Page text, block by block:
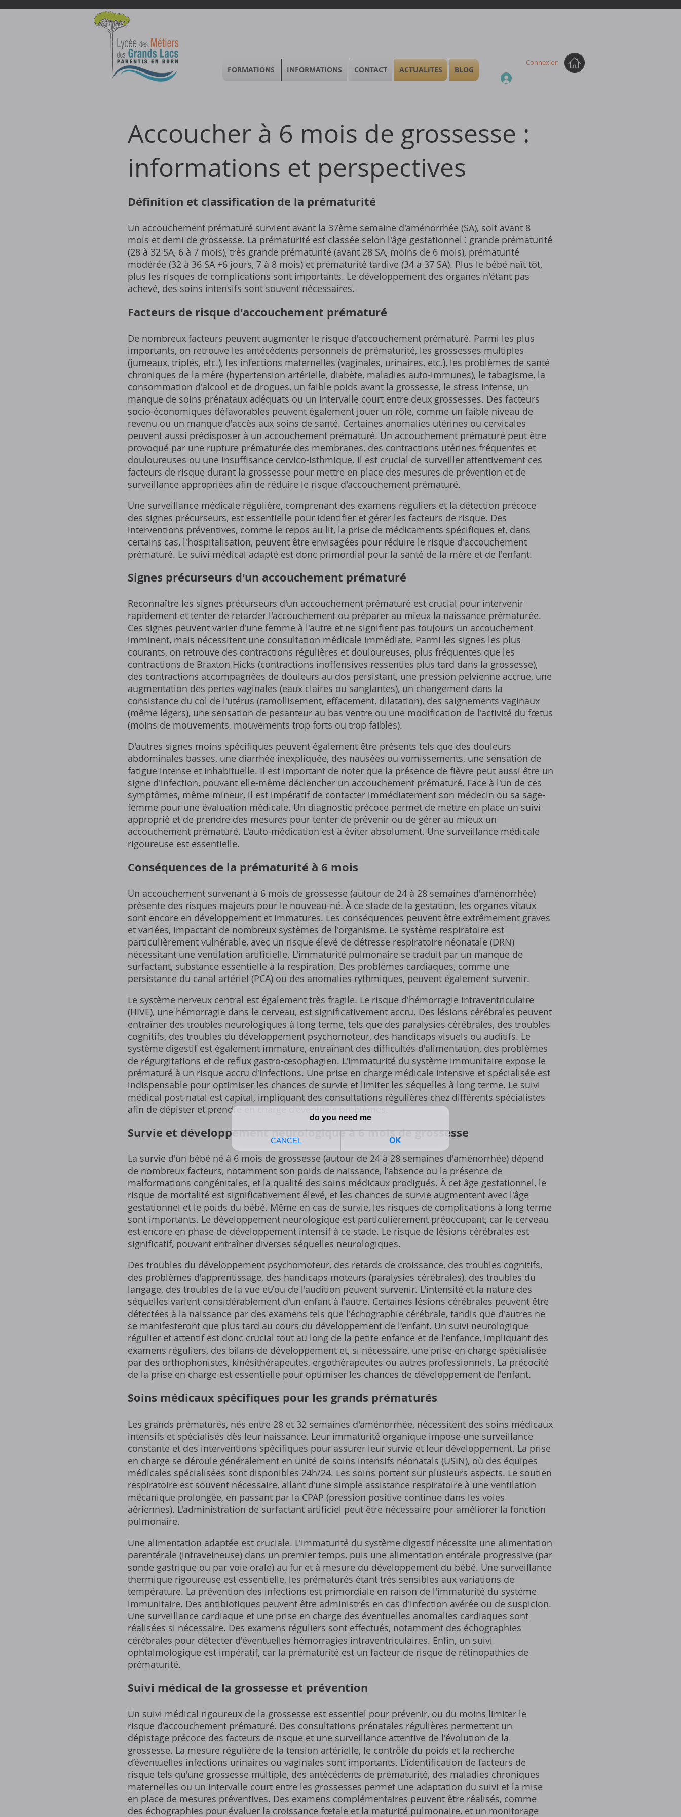
Connexion
Accoucher à 6 mois de grossesse :
informations et perspectives
Définition et classification de la prématurité
Un accouchement prématuré survient avant la 37ème semaine d'aménorrhée (SA), soit avant 8
mois et demi de grossesse. La prématurité est classée selon l'âge gestationnel ⁚ grande prématurité
(28 à 32 SA, 6 à 7 mois), très grande prématurité (avant 28 SA, moins de 6 mois), prématurité
modérée (32 à 36 SA +6 jours, 7 à 8 mois) et prématurité tardive (34 à 37 SA). Plus le bébé naît tôt,
plus les risques de complications sont importants. Le développement des organes n'étant pas
achevé, des soins intensifs sont souvent nécessaires.
Facteurs de risque d'accouchement prématuré
De nombreux facteurs peuvent augmenter le risque d'accouchement prématuré. Parmi les plus
importants, on retrouve les antécédents personnels de prématurité, les grossesses multiples
(jumeaux, triplés, etc.), les infections maternelles (vaginales, urinaires, etc.), les problèmes de santé
chroniques de la mère (hypertension artérielle, diabète, maladies auto-immunes), le tabagisme, la
consommation d'alcool et de drogues, un faible poids avant la grossesse, le stress intense, un
manque de soins prénataux adéquats ou un intervalle court entre deux grossesses. Des facteurs
socio-économiques défavorables peuvent également jouer un rôle, comme un faible niveau de
revenu ou un manque d'accès aux soins de santé. Certaines anomalies utérines ou cervicales
peuvent aussi prédisposer à un accouchement prématuré. Un accouchement prématuré peut être
provoqué par une rupture prématurée des membranes, des contractions utérines fréquentes et
douloureuses ou une insuffisance cervico-isthmique. Il est crucial de surveiller attentivement ces
facteurs de risque durant la grossesse pour mettre en place des mesures de prévention et de
surveillance appropriées afin de réduire le risque d'accouchement prématuré.
Une surveillance médicale régulière, comprenant des examens réguliers et la détection précoce
des signes précurseurs, est essentielle pour identifier et gérer les facteurs de risque. Des
interventions préventives, comme le repos au lit, la prise de médicaments spécifiques et, dans
certains cas, l'hospitalisation, peuvent être envisagées pour réduire le risque d'accouchement
prématuré. Le suivi médical adapté est donc primordial pour la santé de la mère et de l'enfant.
Signes précurseurs d'un accouchement prématuré
Reconnaître les signes précurseurs d'un accouchement prématuré est crucial pour intervenir
rapidement et tenter de retarder l'accouchement ou préparer au mieux la naissance prématurée.
Ces signes peuvent varier d'une femme à l'autre et ne signifient pas toujours un accouchement
imminent, mais nécessitent une consultation médicale immédiate. Parmi les signes les plus
courants, on retrouve des contractions régulières et douloureuses, plus fréquentes que les
contractions de Braxton Hicks (contractions inoffensives ressenties plus tard dans la grossesse),
des contractions accompagnées de douleurs au dos persistant, une pression pelvienne accrue, une
augmentation des pertes vaginales (eaux claires ou sanglantes), un changement dans la
consistance du col de l'utérus (ramollisement, effacement, dilatation), des saignements vaginaux
(même légers), une sensation de pesanteur au bas ventre ou une modification de l'activité du fœtus
(moins de mouvements, mouvements trop forts ou trop faibles).
D'autres signes moins spécifiques peuvent également être présents tels que des douleurs
abdominales basses, une diarrhée inexpliquée, des nausées ou vomissements, une sensation de
fatigue intense et inhabituelle. Il est important de noter que la présence de fièvre peut aussi être un
signe d'infection, pouvant elle-même déclencher un accouchement prématuré. Face à l'un de ces
symptômes, même mineur, il est impératif de contacter immédiatement son médecin ou sa sage-
femme pour une évaluation médicale. Un diagnostic précoce permet de mettre en place un suivi
approprié et de prendre des mesures pour tenter de prévenir ou de gérer au mieux un
accouchement prématuré. L'auto-médication est à éviter absolument. Une surveillance médicale
rigoureuse est essentielle.
Conséquences de la prématurité à 6 mois
Un accouchement survenant à 6 mois de grossesse (autour de 24 à 28 semaines d'aménorrhée)
présente des risques majeurs pour le nouveau-né. À ce stade de la gestation, les organes vitaux
sont encore en développement et immatures. Les conséquences peuvent être extrêmement graves
et variées, impactant de nombreux systèmes de l'organisme. Le système respiratoire est
particulièrement vulnérable, avec un risque élevé de détresse respiratoire néonatale (DRN)
nécessitant une ventilation artificielle. L'immaturité pulmonaire se traduit par un manque de
surfactant, substance essentielle à la respiration. Des problèmes cardiaques, comme une
persistance du canal artériel (PCA) ou des anomalies rythmiques, peuvent également survenir.
Le système nerveux central est également très fragile. Le risque d'hémorragie intraventriculaire
(HIVE), une hémorragie dans le cerveau, est significativement accru. Des lésions cérébrales peuvent
entraîner des troubles neurologiques à long terme, tels que des paralysies cérébrales, des troubles
cognitifs, des troubles du développement psychomoteur, des handicaps visuels ou auditifs. Le
système digestif est également immature, entraînant des difficultés d'alimentation, des problèmes
de régurgitations et de reflux gastro-œsophagien. L'immaturité du système immunitaire expose le
prématuré à un risque accru d'infections. Une prise en charge médicale intensive et spécialisée est
indispensable pour optimiser les chances de survie et limiter les séquelles à long terme. Le suivi
médical post-natal est capital, impliquant des consultations régulières chez différents spécialistes
afin de dépister et prendre en charge d'éventuels problèmes.
Survie et développement neurologique à 6 mois de grossesse
La survie d'un bébé né à 6 mois de grossesse (autour de 24 à 28 semaines d'aménorrhée) dépend
de nombreux facteurs, notamment son poids de naissance, l'absence ou la présence de
malformations congénitales, et la qualité des soins médicaux prodigués. À cet âge gestationnel, le
risque de mortalité est significativement élevé, et les chances de survie augmentent avec l'âge
gestationnel et le poids du bébé. Même en cas de survie, les risques de complications à long terme
sont importants. Le développement neurologique est particulièrement préoccupant, car le cerveau
est encore en phase de développement intensif à ce stade. Le risque de lésions cérébrales est
significatif, pouvant entraîner diverses séquelles neurologiques.
Des troubles du développement psychomoteur, des retards de croissance, des troubles cognitifs,
des problèmes d'apprentissage, des handicaps moteurs (paralysies cérébrales), des troubles du
langage, des troubles de la vue et/ou de l'audition peuvent survenir. L'intensité et la nature des
séquelles varient considérablement d'un enfant à l'autre. Certaines lésions cérébrales peuvent être
détectées à la naissance par des examens tels que l'échographie cérébrale, tandis que d'autres ne
se manifesteront que plus tard au cours du développement de l'enfant. Un suivi neurologique
régulier et attentif est donc crucial tout au long de la petite enfance et de l'enfance, impliquant des
examens réguliers, des bilans de développement et, si nécessaire, une prise en charge spécialisée
par des orthophonistes, kinésithérapeutes, ergothérapeutes ou autres professionnels. La précocité
de la prise en charge est essentielle pour optimiser les chances de développement de l'enfant.
Soins médicaux spécifiques pour les grands prématurés
Les grands prématurés, nés entre 28 et 32 semaines d'aménorrhée, nécessitent des soins médicaux
intensifs et spécialisés dès leur naissance. Leur immaturité organique impose une surveillance
constante et des interventions spécifiques pour assurer leur survie et leur développement. La prise
en charge se déroule généralement en unité de soins intensifs néonatals (USIN), où des équipes
médicales spécialisées sont disponibles 24h/24. Les soins portent sur plusieurs aspects. Le soutien
respiratoire est souvent nécessaire, allant d'une simple assistance respiratoire à une ventilation
mécanique prolongée, en passant par la CPAP (pression positive continue dans les voies
aériennes). L'administration de surfactant artificiel peut être nécessaire pour améliorer la fonction
pulmonaire.
Une alimentation adaptée est cruciale. L'immaturité du système digestif nécessite une alimentation
parentérale (intraveineuse) dans un premier temps, puis une alimentation entérale progressive (par
sonde gastrique ou par voie orale) au fur et à mesure du développement du bébé. Une surveillance
thermique rigoureuse est essentielle, les prématurés étant très sensibles aux variations de
température. La prévention des infections est primordiale en raison de l'immaturité du système
immunitaire. Des antibiotiques peuvent être administrés en cas d'infection avérée ou de suspicion.
Une surveillance cardiaque et une prise en charge des éventuelles anomalies cardiaques sont
réalisées si nécessaire. Des examens réguliers sont effectués, notamment des échographies
cérébrales pour détecter d'éventuelles hémorragies intraventriculaires. Enfin, un suivi
ophtalmologique est impératif, car la prématurité est un facteur de risque de rétinopathies de
prématurité.
Suivi médical de la grossesse et prévention
Un suivi médical rigoureux de la grossesse est essentiel pour prévenir, ou du moins limiter le
risque d’accouchement prématuré. Des consultations prénatales régulières permettent un
dépistage précoce des facteurs de risque et une surveillance attentive de l'évolution de la
grossesse. La mesure régulière de la tension artérielle, le contrôle du poids et la recherche
d’éventuelles infections urinaires ou vaginales sont importants. L'identification de facteurs de
risque tels qu'une grossesse multiple, des antécédents de prématurité, des maladies chroniques
maternelles ou un intervalle court entre les grossesses permet une adaptation du suivi et la mise
en place de mesures préventives. Des examens complémentaires peuvent être réalisés, comme
des échographies pour évaluer la croissance fœtale et la maturité pulmonaire, et un monitorage
FORMATIONS INFORMATIONS CONTACT ACTUALITES BLOG